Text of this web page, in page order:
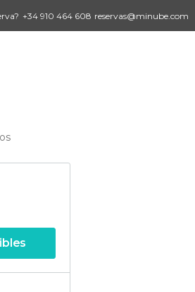
+34 910 464 608 reservas@minube.com